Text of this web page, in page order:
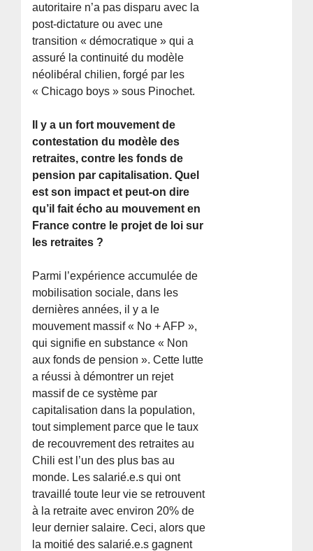
autoritaire n’a pas disparu avec la
post-dictature ou avec une
transition « démocratique » qui a
assuré la continuité du modèle
néolibéral chilien, forgé par les
« Chicago boys » sous Pinochet.
Il y a un fort mouvement de
contestation du modèle des
retraites, contre les fonds de
pension par capitalisation. Quel
est son impact et peut-on dire
qu’il fait écho au mouvement en
France contre le projet de loi sur
les retraites ?
Parmi l’expérience accumulée de
mobilisation sociale, dans les
dernières années, il y a le
mouvement massif « No + AFP »,
qui signifie en substance « Non
aux fonds de pension ». Cette lutte
a réussi à démontrer un rejet
massif de ce système par
capitalisation dans la population,
tout simplement parce que le taux
de recouvrement des retraites au
Chili est l’un des plus bas au
monde. Les salarié.e.s qui ont
travaillé toute leur vie se retrouvent
à la retraite avec environ 20% de
leur dernier salaire. Ceci, alors que
la moitié des salarié.e.s gagnent